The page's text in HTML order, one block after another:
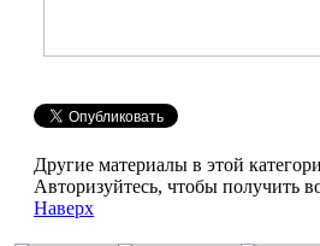
Другие материалы в этой
Авторизуйтесь, чтобы получить
Наверх